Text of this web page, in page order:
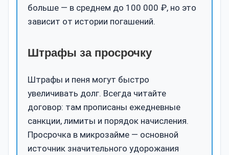
больше — в среднем до 100 000 ₽, но это
зависит от истории погашений.
Штрафы за просрочку
Штрафы и пеня могут быстро
увеличивать долг. Всегда читайте
договор: там прописаны ежедневные
санкции, лимиты и порядок начисления.
Просрочка в микрозайме — основной
источник значительного удорожания